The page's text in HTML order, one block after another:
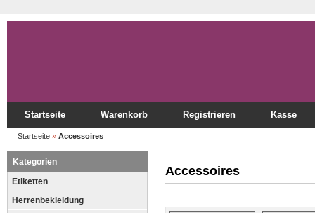
Startseite Warenkorb Registrieren Kasse
Startseite » Accessoires
Kategorien
Etiketten
Herrenbekleidung
Accessoires